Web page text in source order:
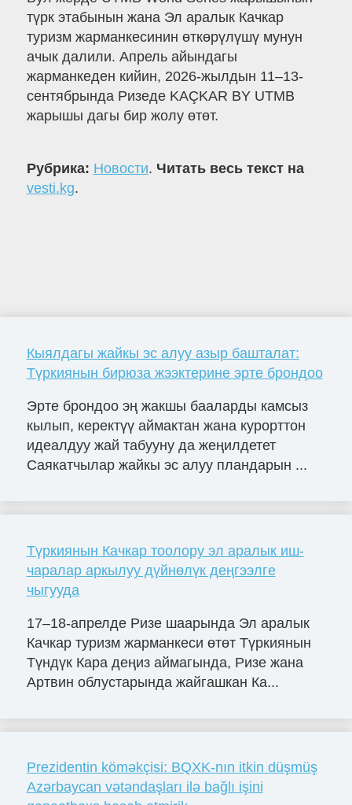
түрк этабынын жана Эл аралык Качкар
туризм жарманкесинин өткөрүлүшү мунун
ачык далили. Апрель айындагы
жарманкеден кийин, 2026-жылдын 11–13-
сентябрында Ризеде KAÇKAR BY UTMB
жарышы дагы бир жолу өтөт.
Рубрика: Новости. Читать весь текст на
vesti.kg.
Кыялдагы жайкы эс алуу азыр башталат:
Түркиянын бирюза жээктерине эрте брондоо
Эрте брондоо эң жакшы бааларды камсыз
кылып, керектүү аймактан жана курорттон
идеалдуу жай табууну да жеңилдетет
Саякатчылар жайкы эс алуу пландарын ...
Түркиянын Качкар тоолору эл аралык иш-
чаралар аркылуу дүйнөлүк деңгээлге
чыгууда
17–18-апрелде Ризе шаарында Эл аралык
Качкар туризм жарманкеси өтөт Түркиянын
Түндүк Кара деңиз аймагында, Ризе жана
Артвин облустарында жайгашкан Ка...
Prezidentin köməkçisi: BQXK-nın itkin düşmüş
Azərbaycan vətəndaşları ilə bağlı işini